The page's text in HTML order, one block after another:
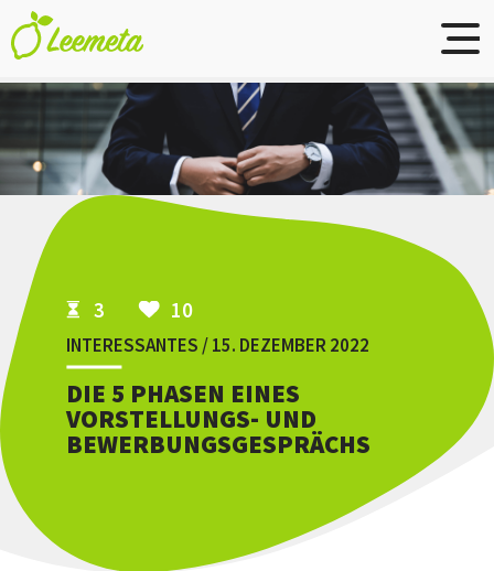
Skip to main content
3 10
INTERESSANTES / 15. DEZEMBER 2022
DIE 5 PHASEN EINES
VORSTELLUNGS- UND
BEWERBUNGSGESPRÄCHS